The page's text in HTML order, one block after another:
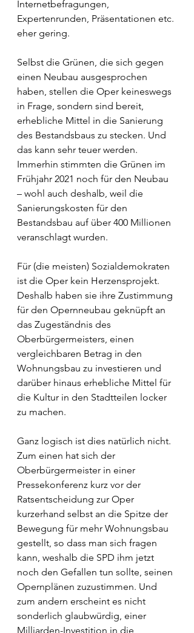
Internetbefragungen,
Expertenrunden, Präsentationen etc.
eher gering.
Selbst die Grünen, die sich gegen
einen Neubau ausgesprochen
haben, stellen die Oper keineswegs
in Frage, sondern sind bereit,
erhebliche Mittel in die Sanierung
des Bestandsbaus zu stecken. Und
das kann sehr teuer werden.
Immerhin stimmten die Grünen im
Frühjahr 2021 noch für den Neubau
– wohl auch deshalb, weil die
Sanierungskosten für den
Bestandsbau auf über 400 Millionen
veranschlagt wurden.
Für (die meisten) Sozialdemokraten
ist die Oper kein Herzensprojekt.
Deshalb haben sie ihre Zustimmung
für den Opernneubau geknüpft an
das Zugeständnis des
Oberbürgermeisters, einen
vergleichbaren Betrag in den
Wohnungsbau zu investieren und
darüber hinaus erhebliche Mittel für
die Kultur in den Stadtteilen locker
zu machen.
Ganz logisch ist dies natürlich nicht.
Zum einen hat sich der
Oberbürgermeister in einer
Pressekonferenz kurz vor der
Ratsentscheidung zur Oper
kurzerhand selbst an die Spitze der
Bewegung für mehr Wohnungsbau
gestellt, so dass man sich fragen
kann, weshalb die SPD ihm jetzt
noch den Gefallen tun sollte, seinen
Opernplänen zuzustimmen. Und
zum andern erscheint es nicht
sonderlich glaubwürdig, einer
Milliarden-Investition in die